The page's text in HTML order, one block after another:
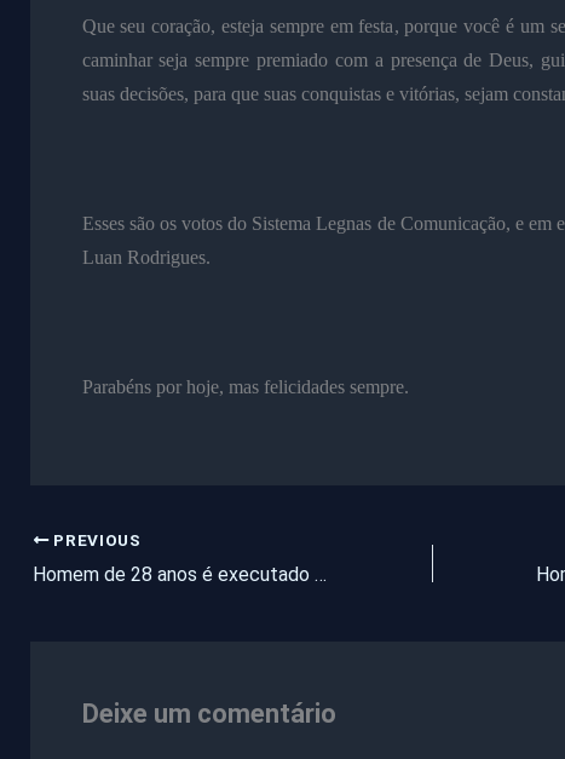
Que seu coração, esteja sempre em festa, porque você é um
caminhar seja sempre premiado com a presença de Deus,
suas decisões, para que suas conquistas e vitórias, sejam
Esses são os votos do Sistema Legnas de Comunicação, e em
Luan Rodrigues.
Parabéns por hoje, mas felicidades sempre.
PREVIOUS
Homem de 28 anos é executado a tiros dentro de bar no interior do Ceará
Deixe um comentário